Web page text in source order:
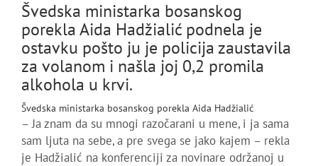
Švedska ministarka bosanskog
porekla Aida Hadžialić podnela je
ostavku pošto ju je policija zaustavila
za volanom i našla joj 0,2 promila
alkohola u krvi.
Švedska ministarka bosanskog porekla Aida Hadžialić
– Ja znam da su mnogi razočarani u mene, i ja sama
sam ljuta na sebe, a pre svega se jako kajem – rekla
je Hadžialić na konferenciji za novinare održanoj u